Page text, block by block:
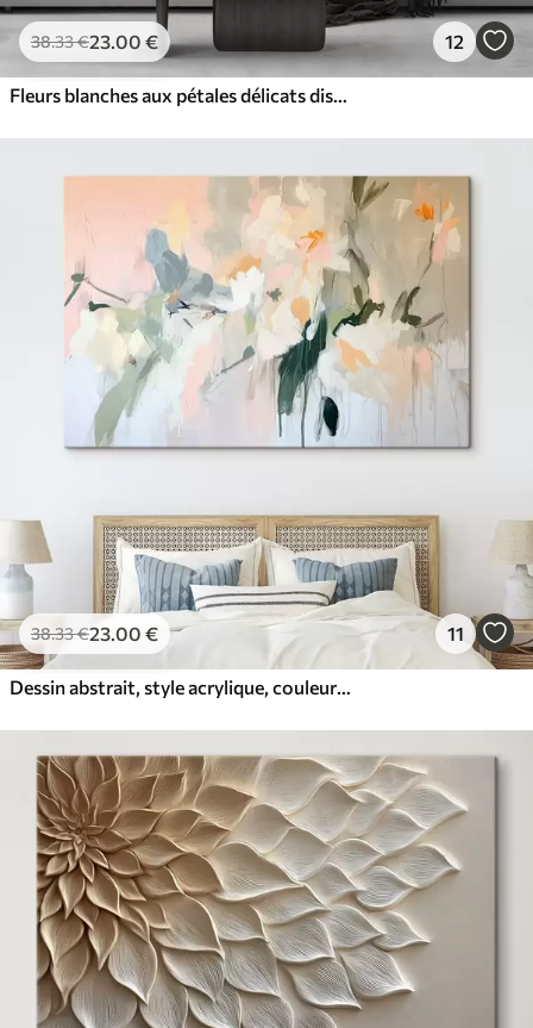
38.33€23.00 € 12
Fleurs blanches aux pétales délicats disposées dans un joli motif floral sur un fond clair
38.33€23 .00 € 11